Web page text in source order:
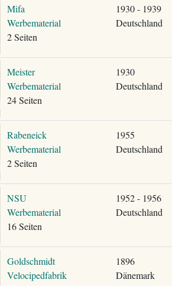
Mifa
Werbematerial
2 Seiten
1930 - 1939
Deutschland
Meister
Werbematerial
24 Seiten
1930
Deutschland
Rabeneick
Werbematerial
2 Seiten
1955
Deutschland
NSU
Werbematerial
16 Seiten
1952 - 1956
Deutschland
Goldschmidt
Velocipedfabrik
1896
Dänemark